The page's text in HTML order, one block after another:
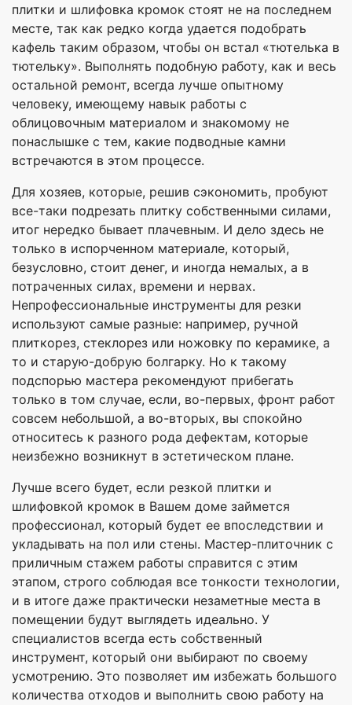
плитки и шлифовка кромок стоят не на последнем
месте, так как редко когда удается подобрать
кафель таким образом, чтобы он встал «тютелька в
тютельку». Выполнять подобную работу, как и весь
остальной ремонт, всегда лучше опытному
человеку, имеющему навык работы с
облицовочным материалом и знакомому не
понаслышке с тем, какие подводные камни
встречаются в этом процессе.
Для хозяев, которые, решив сэкономить, пробуют
все-таки подрезать плитку собственными силами,
итог нередко бывает плачевным. И дело здесь не
только в испорченном материале, который,
безусловно, стоит денег, и иногда немалых, а в
потраченных силах, времени и нервах.
Непрофессиональные инструменты для резки
используют самые разные: например, ручной
плиткорез, стеклорез или ножовку по керамике, а
то и старую-добрую болгарку. Но к такому
подспорью мастера рекомендуют прибегать
только в том случае, если, во-первых, фронт работ
совсем небольшой, а во-вторых, вы спокойно
относитесь к разного рода дефектам, которые
неизбежно возникнут в эстетическом плане.
Лучше всего будет, если резкой плитки и
шлифовкой кромок в Вашем доме займется
профессионал, который будет ее впоследствии и
укладывать на пол или стены. Мастер-плиточник с
приличным стажем работы справится с этим
этапом, строго соблюдая все тонкости технологии,
и в итоге даже практически незаметные места в
помещении будут выглядеть идеально. У
специалистов всегда есть собственный
инструмент, который они выбирают по своему
усмотрению. Это позволяет им избежать большого
количества отходов и выполнить свою работу на